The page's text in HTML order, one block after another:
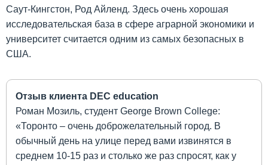
Саут-Кингстон, Род Айленд. Здесь очень хорошая
исследовательская база в сфере аграрной экономики и
университет считается одним из самых безопасных в
США.
Отзыв клиента DEC education
Роман Мозиль, студент George Brown College:
«Торонто – очень доброжелательный город. В
обычный день на улице перед вами извинятся в
среднем 10-15 раз и столько же раз спросят, как у